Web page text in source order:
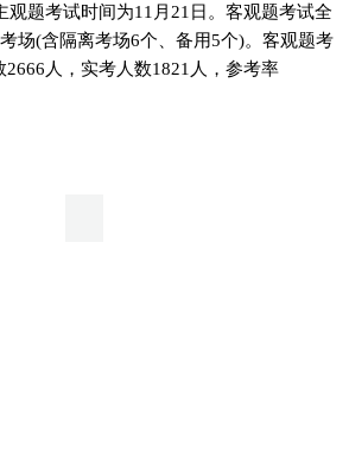
观题考试时间为11月21日。客观题考试全
场(含隔离考场6个、备用5个)。客观题考
人，实考人数1821人，参考率